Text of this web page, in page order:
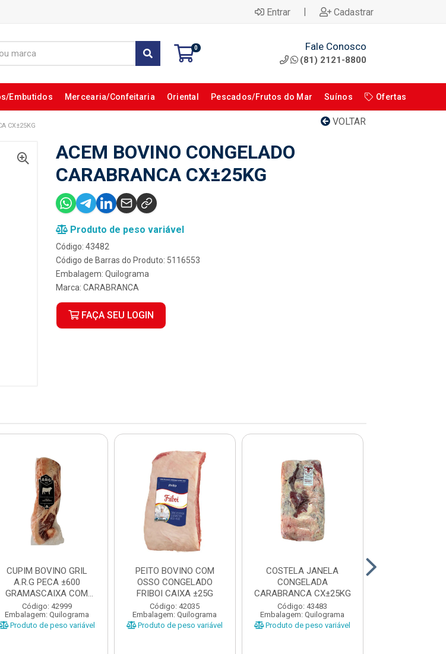
Entrar | Cadastrar
0 Fale Conosco
(81) 2121-8800
Embutidos Mercearia/Confeitaria Oriental Pescados/Frutos do Mar Suínos Ofertas
VOLTAR
CX±25KG
ACEM BOVINO CONGELADO
CARABRANCA CX±25KG
Produto de peso variável
Código: 43482
Código de Barras do Produto: 5116553
Embalagem: Quilograma
Marca: CARABRANCA
FAÇA SEU LOGIN
CUPIM BOVINO GRIL
A.R.G PECA ±600
GRAMASCAIXA COM
±18KG
Código: 42999
Embalagem: Quilograma
Produto de peso variável
PEITO BOVINO COM
OSSO CONGELADO
FRIBOI CAIXA ±25G
Código: 42035
Embalagem: Quilograma
Produto de peso variável
COSTELA JANELA
CONGELADA
CARABRANCA CX±25KG
Código: 43483
Embalagem: Quilograma
Produto de peso variável